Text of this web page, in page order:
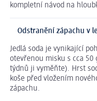
kompletní návod na
Odstranění zápachu v
Jedlá soda je vynikající
otevřenou misku s cca 50
týdnů ji vyměňte). Hrst
koše před vložením
zápachu.